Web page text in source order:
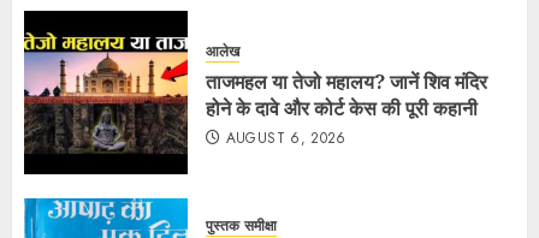
आलेख
ताजमहल या तेजो महालय? जानें शिव मंदिर
होने के दावे और कोर्ट केस की पूरी कहानी
AUGUST 6, 2026
पुस्तक समीक्षा